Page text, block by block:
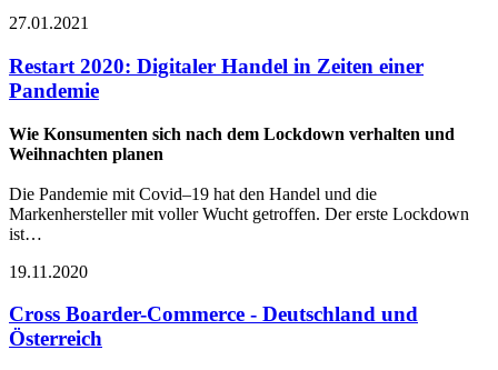
27.01.2021
Restart 2020: Digitaler Handel in Zeiten einer
Pandemie
Wie Konsumenten sich nach dem Lockdown verhalten und
Weihnachten planen
Die Pandemie mit Covid–19 hat den Handel und die
Markenhersteller mit voller Wucht getroffen. Der erste Lockdown
ist…
19.11.2020
Cross Boarder-Commerce - Deutschland und
Österreich